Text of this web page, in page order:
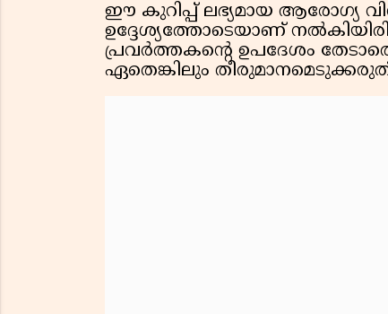
ഈ കുറിപ്പ് ലഭ്യമായ ആരോഗ്യ
ഉദ്ദേശ്യത്തോടെയാണ്
പ്രവർത്തകൻ്റെ ഉപദേശം
ഏതെങ്കിലും